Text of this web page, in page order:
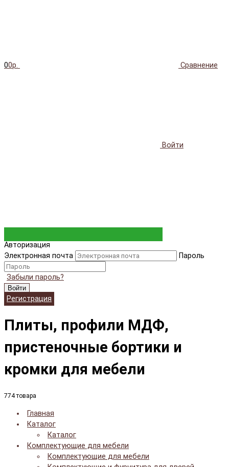
00р. Сравнение
Войти
Авторизация
Электронная почта
Пароль
Забыли пароль?
Войти
Регистрация
Плиты, профили МДФ,
пристеночные бортики и
кромки для мебели
774 товара
Главная
Каталог
Каталог
Комплектующие для мебели
Комплектующие для мебели